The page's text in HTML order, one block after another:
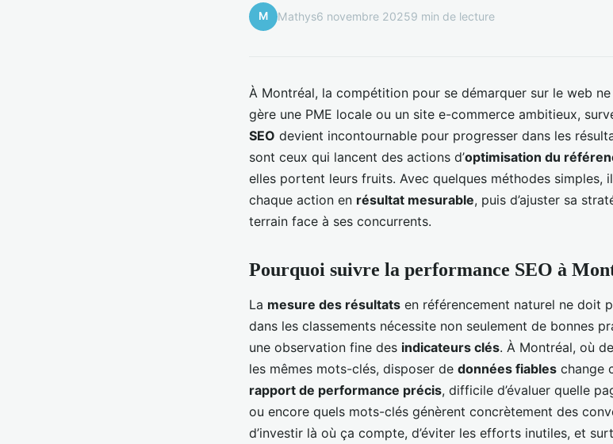
M Mathys6 novembre 20259 min de lecture
À Montréal, la compétition pour se démarquer sur le web ne
gère une PME locale ou un site e-commerce ambitieux,
SEO devient incontournable pour progresser dans les
sont ceux qui lancent des actions d’optimisation du
elles portent leurs fruits. Avec quelques méthodes simples,
chaque action en résultat mesurable, puis d’ajuster sa
terrain face à ses concurrents.
Pourquoi suivre la performance SEO à
La mesure des résultats en référencement naturel ne doit
dans les classements nécessite non seulement de bonnes
une observation fine des indicateurs clés. À Montréal, où
les mêmes mots-clés, disposer de données fiables change
rapport de performance précis, difficile d’évaluer quelle
ou encore quels mots-clés génèrent concrètement des
d’investir là où ça compte, d’éviter les efforts inutiles, et